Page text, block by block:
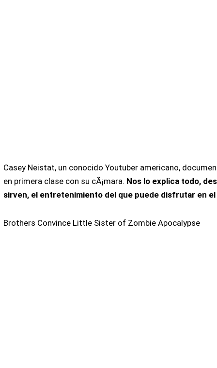
Casey Neistat, un conocido Youtuber americano,
en primera clase con su cÃ¡mara. Nos lo explica todo,
sirven, el entretenimiento del que puede disfrutar en
Brothers Convince Little Sister of Zombie Apocalypse